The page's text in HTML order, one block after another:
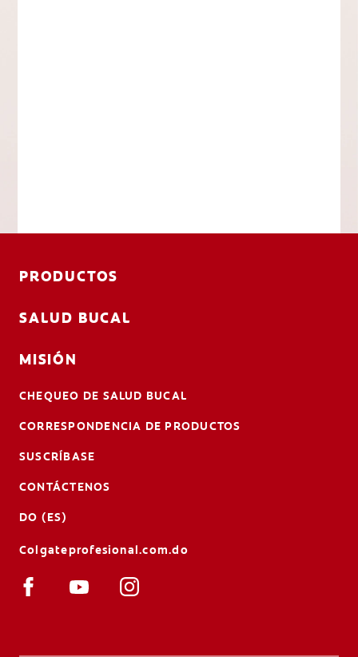
PRODUCTOS
SALUD BUCAL
MISIÓN
CHEQUEO DE SALUD BUCAL
CORRESPONDENCIA DE PRODUCTOS
SUSCRÍBASE
CONTÁCTENOS
DO (ES)
Colgateprofesional.com.do